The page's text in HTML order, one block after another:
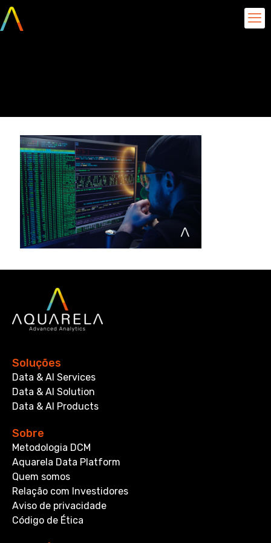
Soluções
Data & AI Services
Data & AI Solution
Data & AI Products
Sobre
Metodologia DCM
Aquarela Data Platform
Quem somos
Relação com Investidores
Aviso de privacidade
Código de Ética